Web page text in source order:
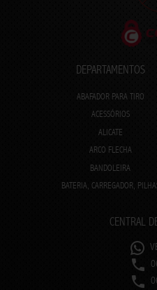
DEPARTAMENTOS
ABAFADOR PARA TIRO
ACESSÓRIOS
ALICATE
ARCO FLECHA
BANDOLEIRA
BATERIA, CARREGADOR,
CENTRAL